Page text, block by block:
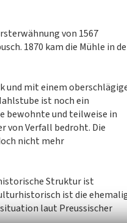
von 1567
1870 kam die Mühle in
und mit einem
ist noch ein
bewohnte und teilweise in
von Verfall bedroht. Die
nicht mehr
Struktur ist
ist die
laut Preussischer